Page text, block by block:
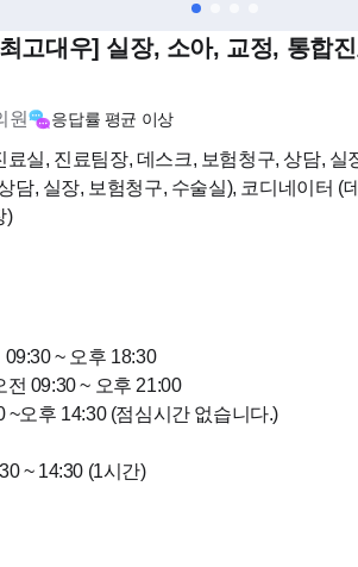
고대우] 실장, 소아, 교정, 통합
원 응답률 평균 이상
료실, 진료팀장, 데스크, 보험청구, 상담, 실
담, 실장, 보험청구, 수술실), 코디네이터 (
)
09:30 ~ 오후 18:30
전 09:30 ~ 오후 21:00
~오후 14:30 (점심시간 없습니다.)
~ 14:30 (1시간)
주중 원하는 날짜에 오프 사용 가능합니다